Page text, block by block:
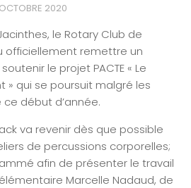
2020
le Rotary Club de
officiellement remettre un
le projet PACTE « Le
» qui se poursuit malgré les
début d’année.
va revenir dès que possible
de percussions corporelles;
afin de présenter le travail
Marcelle Nadaud, de